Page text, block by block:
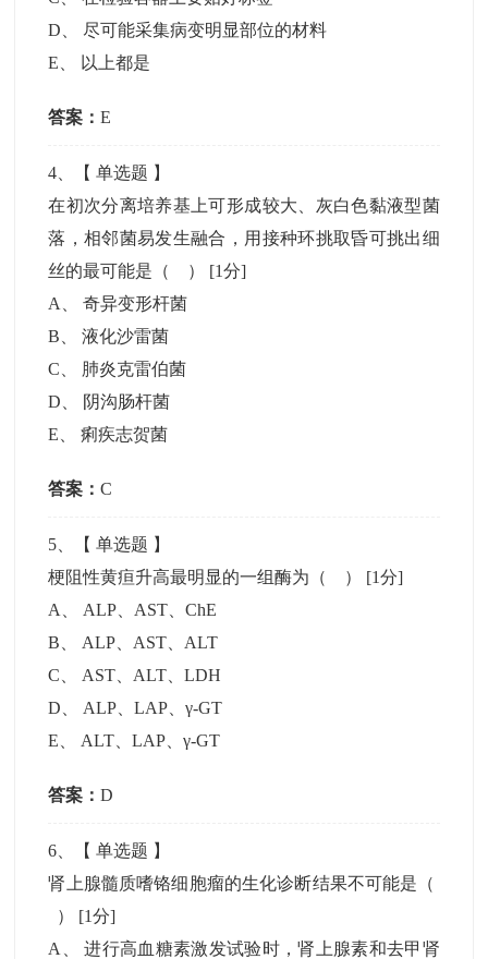
D 、尽可能采集病变明显部位的材料
E
以上都是
答案：E
4 、【单选题 】
在初次分离培养基上可形成较大、灰白色黏液型菌
落，相邻菌易发生融合，用接种环挑取昏可挑出细
丝的最可能是（ ） [1分]
A
、奇异变形杆菌
B 、液化沙雷菌
C
肺炎克雷伯菌
D
阴沟肠杆菌
E 、痢疾志贺菌
答案：C
5 、【单选题 】
梗阻性黄疸升高最明显的一组酶为（ ） [1分]
A
ALP、AST、ChE
B
ALP、AST、ALT
C
AST、ALT、LDH
D
ALP、LAP、γ-GT
E
ALT、LAP、γ-GT
答案：D
6 、【单选题 】
肾上腺髓质嗜铬细胞瘤的生化诊断结果不可能是（
） [1分]
A
、进行高血糖素激发试验时，肾上腺素和去甲肾